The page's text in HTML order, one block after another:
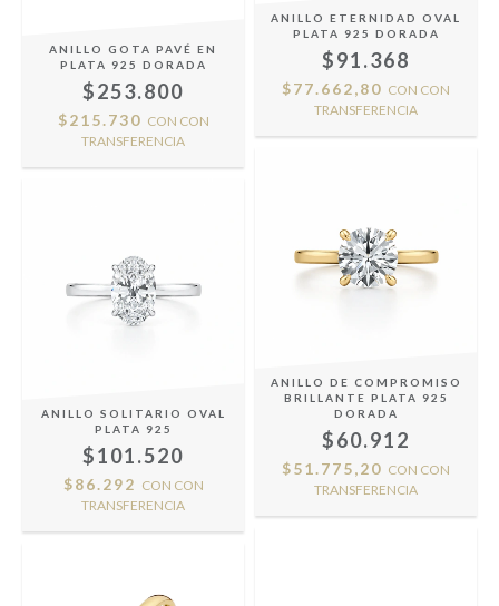
ANILLO GOTA PAVÉ EN
PLATA 925 DORADA
$253.800
$215.730 CON CON
TRANSFERENCIA
ANILLO ETERNIDAD OVAL
PLATA 925 DORADA
$91.368
$77.662,80 CON CON
TRANSFERENCIA
ANILLO SOLITARIO OVAL
PLATA 925
$101.520
$86.292 CON CON
TRANSFERENCIA
ANILLO DE COMPROMISO
BRILLANTE PLATA 925
DORADA
$60.912
$51.775,20 CON CON
TRANSFERENCIA